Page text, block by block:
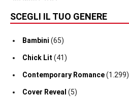
SCEGLI IL TUO GENERE
Bambini (65)
Chick Lit (41)
Contemporary Romance(1.299)
Cover Reveal (5)